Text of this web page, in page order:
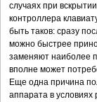
случаях при
контроллера
быть таков: сразу
можно быстрее
заменяют наиболее
вполне может
Еще одна причина
аппарата в